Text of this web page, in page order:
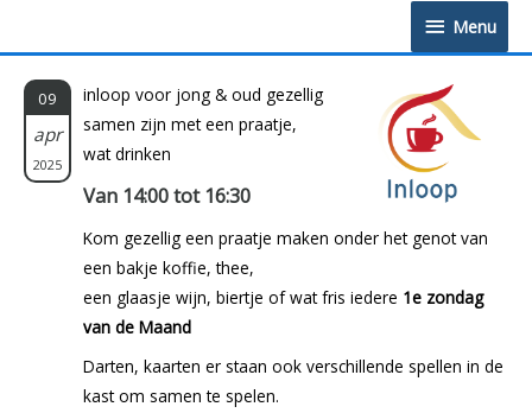
Menu
Menu
09
apr
2025
inloop voor jong & oud gezellig
samen zijn met een praatje,
wat drinken
Van 14:00 tot 16:30
Kom gezellig een praatje maken onder het genot van
een bakje koffie, thee,
een glaasje wijn, biertje of wat fris iedere 1e zondag
van de Maand
Darten, kaarten er staan ook verschillende spellen in de
kast om samen te spelen.